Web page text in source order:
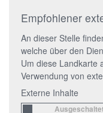
Empfohlener
An dieser Stelle
welche über den
Um diese Landkarte
Verwendung von
Externe Inhalte